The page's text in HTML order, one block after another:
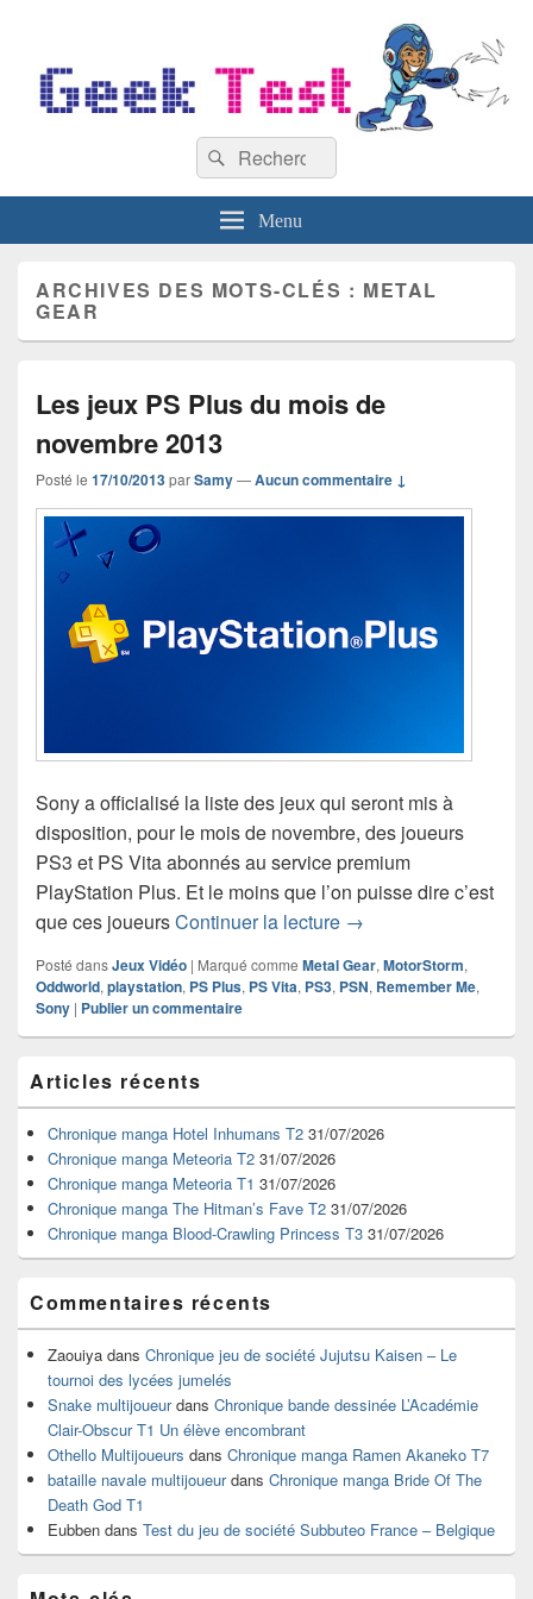
Recherche :
Rechercher
Menu
ARCHIVES DES MOTS-CLÉS : METAL
GEAR
Les jeux PS Plus du mois de
novembre 2013
Posté le 17/10/2013parSamy—Aucun commentaire ↓
Sony a officialisé la liste des jeux qui seront mis à
disposition, pour le mois de novembre, des joueurs
PS3 et PS Vita abonnés au service premium
PlayStation Plus. Et le moins que l’on puisse dire c’est
que ces joueursContinuer la lecture Les jeux PS Plus du
→
Posté dansJeux Vidéo | Marqué comme Metal Gear, MotorStorm,
Oddworld, playstation, PS Plus, PS Vita, PS3, PSN, Remember Me,
Sony | Publier un commentaire
principale
de
widget
pour
barre
latérale
Articles récents
Chronique manga Hotel Inhumans T2 31/07/2026
Chronique manga Meteoria T2 31/07/2026
Chronique manga Meteoria T1 31/07/2026
Chronique manga The Hitman’s Fave T2 31/07/2026
Chronique manga Blood-Crawling Princess T3 31/07/2026
Commentaires récents
Zaouiya dans Chronique jeu de société Jujutsu Kaisen – Le
tournoi des lycées jumelés
Snake multijoueurdans Chronique bande dessinée L’Académie
Clair-Obscur T1 Un élève encombrant
Othello Multijoueurs dans Chronique manga Ramen Akaneko T7
bataille navale multijoueurdans Chronique manga Bride Of The
Death God T1
Eubben dans Test du jeu de société Subbuteo France – Belgique